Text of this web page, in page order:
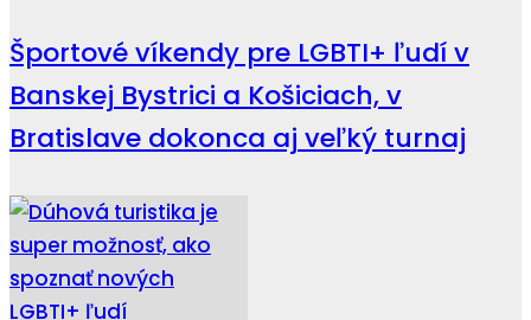
Športové víkendy pre LGBTI+ ľudí v
Banskej Bystrici a Košiciach, v
Bratislave dokonca aj veľký turnaj